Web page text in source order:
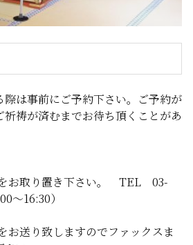
は事前にご予約下さい。ご予約が
祷が済むまでお待ち頂くことがあ
お取り置き下さい。 TEL 03-
～16:30）
お送り致しますのでファックスま